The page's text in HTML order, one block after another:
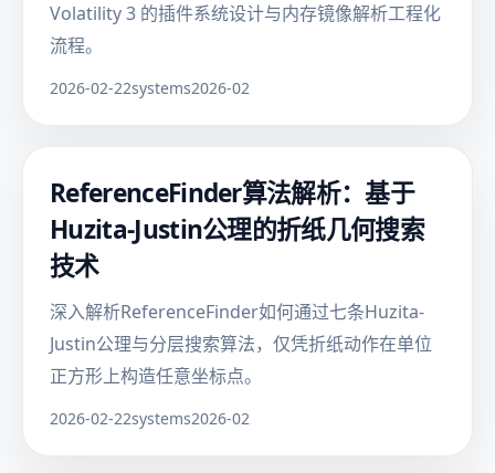
Volatility 3 的插件系统设计与内存镜像解析工程化
流程。
2026-02-22systems2026-02
ReferenceFinder算法解析：基于
Huzita-Justin公理的折纸几何搜索
技术
深入解析ReferenceFinder如何通过七条Huzita-
Justin公理与分层搜索算法，仅凭折纸动作在单位
正方形上构造任意坐标点。
2026-02-22systems2026-02